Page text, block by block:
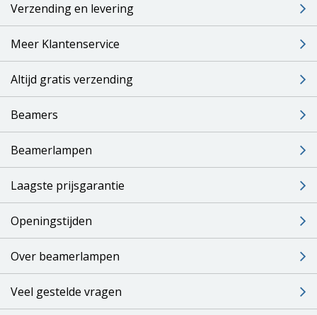
Verzending en levering
Meer Klantenservice
Altijd gratis verzending
Beamers
Beamerlampen
Laagste prijsgarantie
Openingstijden
Over beamerlampen
Veel gestelde vragen